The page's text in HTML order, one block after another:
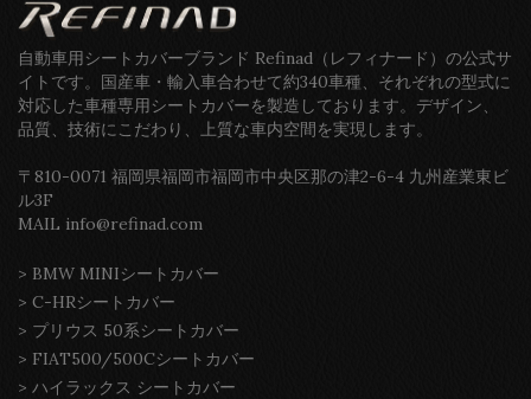
自動車用シートカバーブランド Refinad（レフィナード）の公式サ
イトです。国産車・輸入車合わせて約340車種、それぞれの型式に
対応した車種専用シートカバーを製造しております。デザイン、
品質、技術にこだわり、上質な車内空間を実現します。
〒810-0071 福岡県福岡市福岡市中央区那の津2-6-4 九州産業東ビ
ル3F
MAIL info@refinad.com
> BMW MINIシートカバー
> C-HRシートカバー
> プリウス 50系シートカバー
> FIAT500/500Cシートカバー
> ハイラックス シートカバー